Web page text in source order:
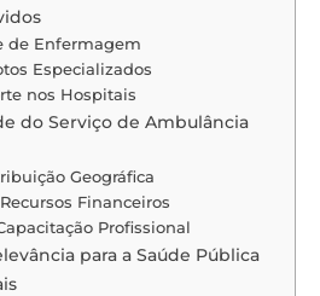
de Enfermagem
Especializados
nos Hospitais
do Serviço de Ambulância
Geográfica
Financeiros
Profissional
para a Saúde Pública